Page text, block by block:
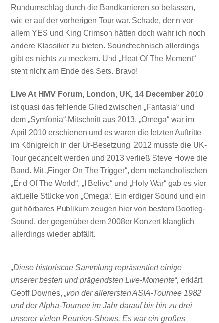
Rundumschlag durch die Bandkarrieren so belassen,
wie er auf der vorherigen Tour war. Schade, denn vor
allem YES und King Crimson hätten doch wahrlich noch
andere Klassiker zu bieten. Soundtechnisch allerdings
gibt es nichts zu meckern. Und „Heat Of The Moment“
steht nicht am Ende des Sets. Bravo!
Live At HMV Forum, London, UK, 14 December 2010
ist quasi das fehlende Glied zwischen „Fantasia“ und
dem „Symfonia“-Mitschnitt aus 2013. „Omega“ war im
April 2010 erschienen und es waren die letzten Auftritte
im Königreich in der Ur-Besetzung. 2012 musste die UK-
Tour gecancelt werden und 2013 verließ Steve Howe die
Band. Mit „Finger On The Trigger“, dem melancholischen
„End Of The World“, „I Belive“ und „Holy War“ gab es vier
aktuelle Stücke von „Omega“. Ein erdiger Sound und ein
gut hörbares Publikum zeugen hier von bestem Bootleg-
Sound, der gegenüber dem 2008er Konzert klanglich
allerdings wieder abfällt.
„Diese historische Sammlung repräsentiert einige
unserer besten und prägendsten Live-Momente“, erklärt
Geoff Downes,„von der allerersten ASIA-Tournee 1982
und der Alpha-Tournee im Jahr darauf bis hin zu drei
unserer vielen Reunion-Shows. Es war ein großes